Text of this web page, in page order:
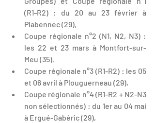
(R1-R2) : du 20 au 23 février à
Plabennec (29),
Coupe régionale n°2 (N1, N2, N3) :
les 22 et 23 mars à Montfort-sur-
Meu (35),
Coupe régionale n°3 (R1-R2) : les 05
et 06 avril à Plouguerneau (29),
Coupe régionale n°4 (R1-R2 + N2-N3
non sélectionnés) : du 1er au 04 mai
à Ergué-Gabéric (29),